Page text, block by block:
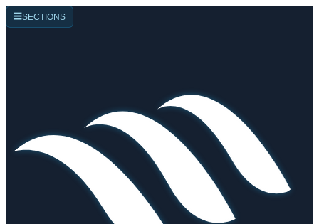
☰SECTIONS